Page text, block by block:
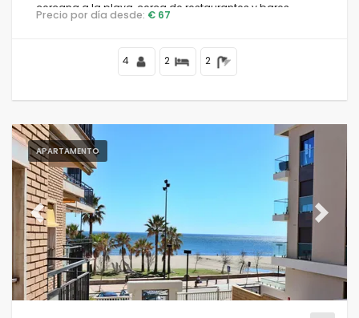
cercana a la playa, cerca de restaurantes y bares,
tiendas y supermercados, a 500 m de la playa de
Precio por día desde: € 67
4 2 2
APARTAMENTO
Previous Next